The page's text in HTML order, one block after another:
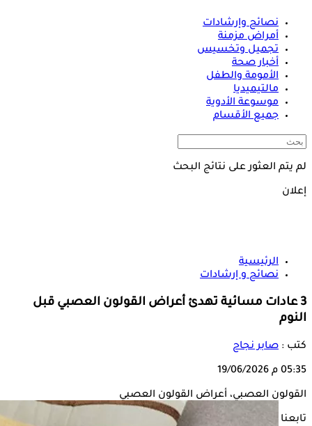
نصائح وإرشادات
أمراض مزمنة
تجميل وتخسيس
أخبار صحة
الأمومة والطفل
مالتيميديا
موسوعة الأدوية
جميع الأقسام
لم يتم العثور على نتائج البحث
إعلان
الرئيسية
نصائح و إرشادات
3 عادات مسائية تهدئ أعراض القولون العصبي قبل
النوم
كتب : صابر نجاح
05:35 م 19/06/2026
القولون العصبي، أعراض القولون العصبي
تابعنا على